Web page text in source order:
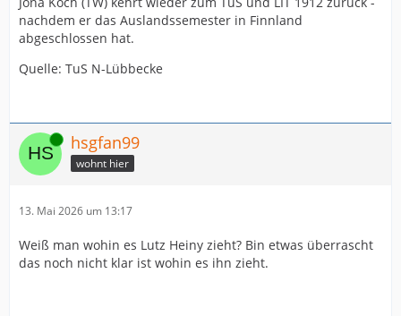
nachdem er das Auslandssemester in Finnland
abgeschlossen hat.
Quelle: TuS N-Lübbecke
Online hsgfan99
wohnt hier
13. Mai 2026 um 13:17
Weiß man wohin es Lutz Heiny zieht? Bin etwas überrascht
das noch nicht klar ist wohin es ihn zieht.